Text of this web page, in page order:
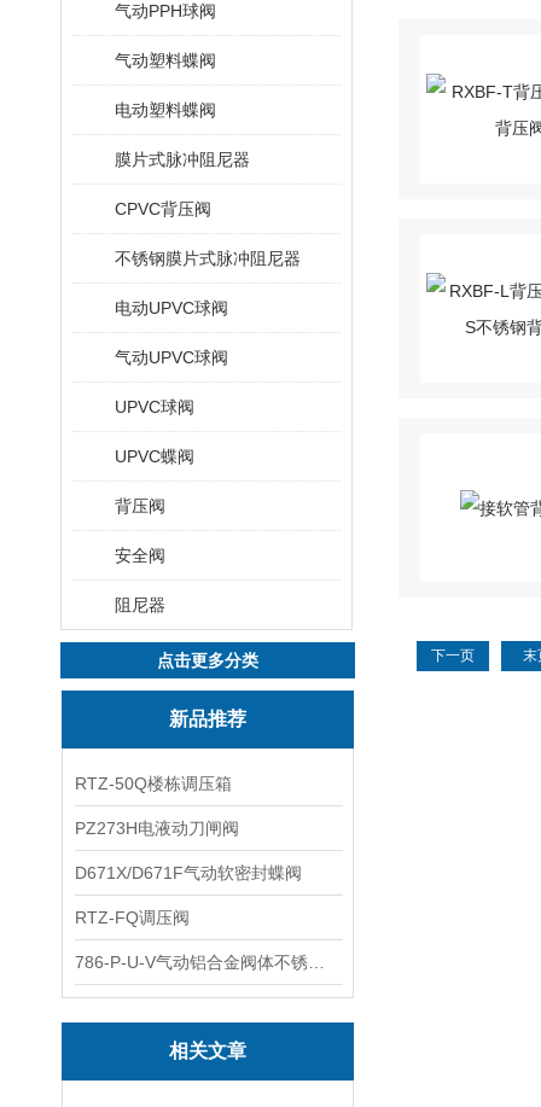
气动PPH球阀
气动塑料蝶阀
电动塑料蝶阀
膜片式脉冲阻尼器
CPVC背压阀
不锈钢膜片式脉冲阻尼器
电动UPVC球阀
气动UPVC球阀
UPVC球阀
UPVC蝶阀
背压阀
安全阀
阻尼器
点击更多分类
新品推荐
RTZ-50Q楼栋调压箱
PZ273H电液动刀闸阀
D671X/D671F气动软密封蝶阀
RTZ-FQ调压阀
相关文章
下一页 末